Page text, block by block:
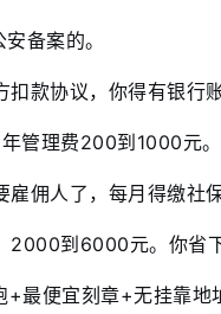
备案的。
款协议，你得有银行账
管理费200到1000元。
雇佣人了，每月得缴社
2000到6000元。你省
最便宜刻章+无挂靠